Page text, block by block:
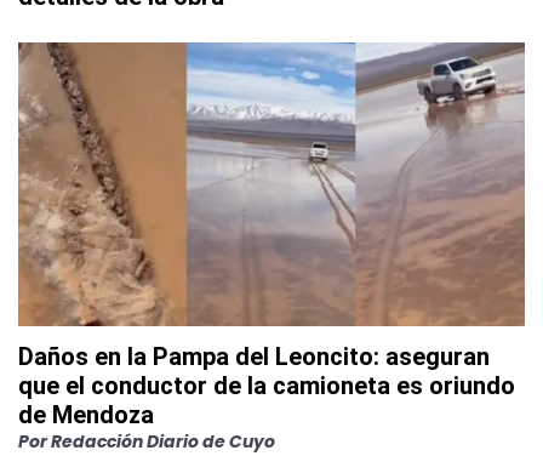
Daños en la Pampa del Leoncito: aseguran
que el conductor de la camioneta es oriundo
de Mendoza
PorRedacción Diario de Cuyo